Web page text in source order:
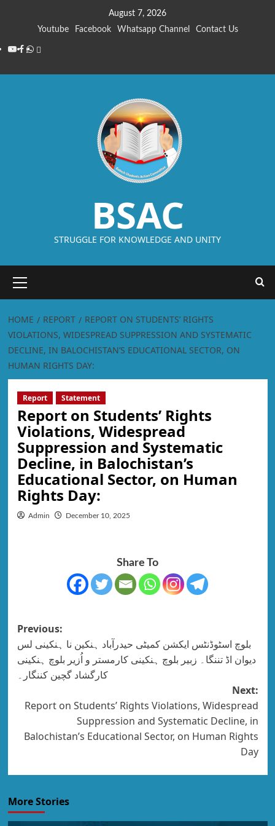
August 7, 2026
Youtube
Facebook Whatsapp Channel Contact Us
BSAC
STRUGGLE FOR KNOWLEDGE AND UNITY
HOME REPORT
REPORT ON STUDENTS’ RIGHTS
VIOLATIONS, WIDESPREAD SUPPRESSION AND SYSTEMATIC
DECLINE, IN BALOCHISTAN’S EDUCATIONAL SECTOR, ON
HUMAN RIGHTS DAY:
Report Statement
Report on Students’ Rights
Violations, Widespread
Suppression and Systematic
Decline, in Balochistan’s
Educational Sector, on Human
Rights Day:
Admin December 10, 2025
Share To
Previous:
بلوچ اسٹوڈنٹس ایکشن کمیٹی حیدرآباد ہنکین نا ہنکینی لس
دیوان اڈ تننگا۔ زبیر بلوچ ہنکینی کارمستر و اُزیر بلوچ ہنکینی
کارگشاد گچین کننگار۔
Next:
Report on Students’ Rights Violations, Widespread
Suppression and Systematic Decline, in
Balochistan’s Educational Sector, on Human Rights
Day
More Stories